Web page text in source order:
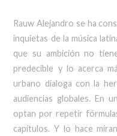
Rauw Alejandro se ha
inquietas de la música
que su ambición no
predecible y lo acerca
urbano dialoga con la
audiencias globales. En
optan por repetir
capítulos. Y lo hace